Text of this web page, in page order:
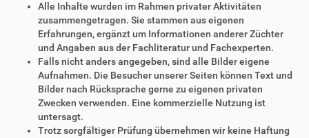
Alle Inhalte wurden im Rahmen privater Aktivitäten
zusammengetragen. Sie stammen aus eigenen
Erfahrungen, ergänzt um Informationen anderer Züchter
und Angaben aus der Fachliteratur und Fachexperten.
Falls nicht anders angegeben, sind alle Bilder eigene
Aufnahmen. Die Besucher unserer Seiten können Text und
Bilder nach Rücksprache gerne zu eigenen privaten
Zwecken verwenden. Eine kommerzielle Nutzung ist
untersagt.
Trotz sorgfältiger Prüfung übernehmen wir keine Haftung